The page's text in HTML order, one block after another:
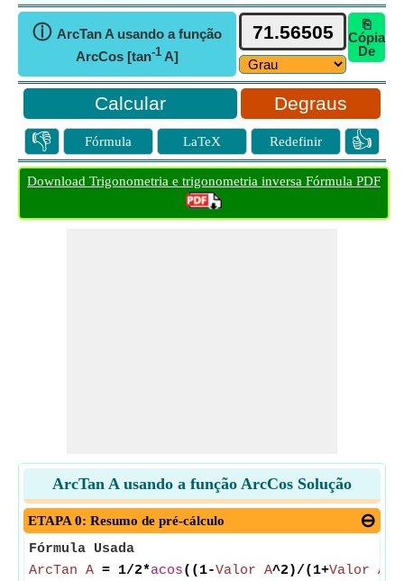
ⓘ ArcTan A usando a função
ArcCos [tan-1 A]
⎘
Cópia
De
Degraus
👎 Fórmula LaTeX Redefinir 👍
Download Trigonometria e trigonometria inversa Fórmula PDF
ArcTan A usando a função ArcCos Solução
ETAPA 0: Resumo de pré-cálculo
Fórmula Usada
ArcTan A = 1/2*acos((1-Valor A^2)/(1+Valor A